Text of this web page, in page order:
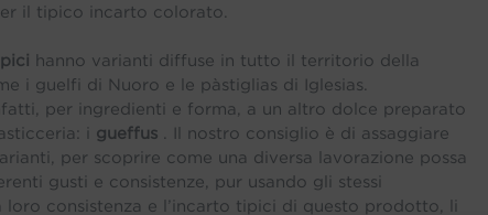
il tipico incarto colorato.
hanno varianti diffuse in tutto il territorio della
i guelfi di Nuoro e le pàstiglias di Iglesias.
per ingredienti e forma, a un altro dolce preparato
i gueffus . Il nostro consiglio è di assaggiare
per scoprire come una diversa lavorazione possa
gusti e consistenze, pur usando gli stessi
loro consistenza e l’incarto tipici di questo prodotto, li